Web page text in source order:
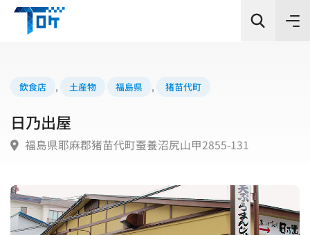
カテゴリー
エリア
飲食店 土産物 福島県 , 猪苗代町
日乃出屋